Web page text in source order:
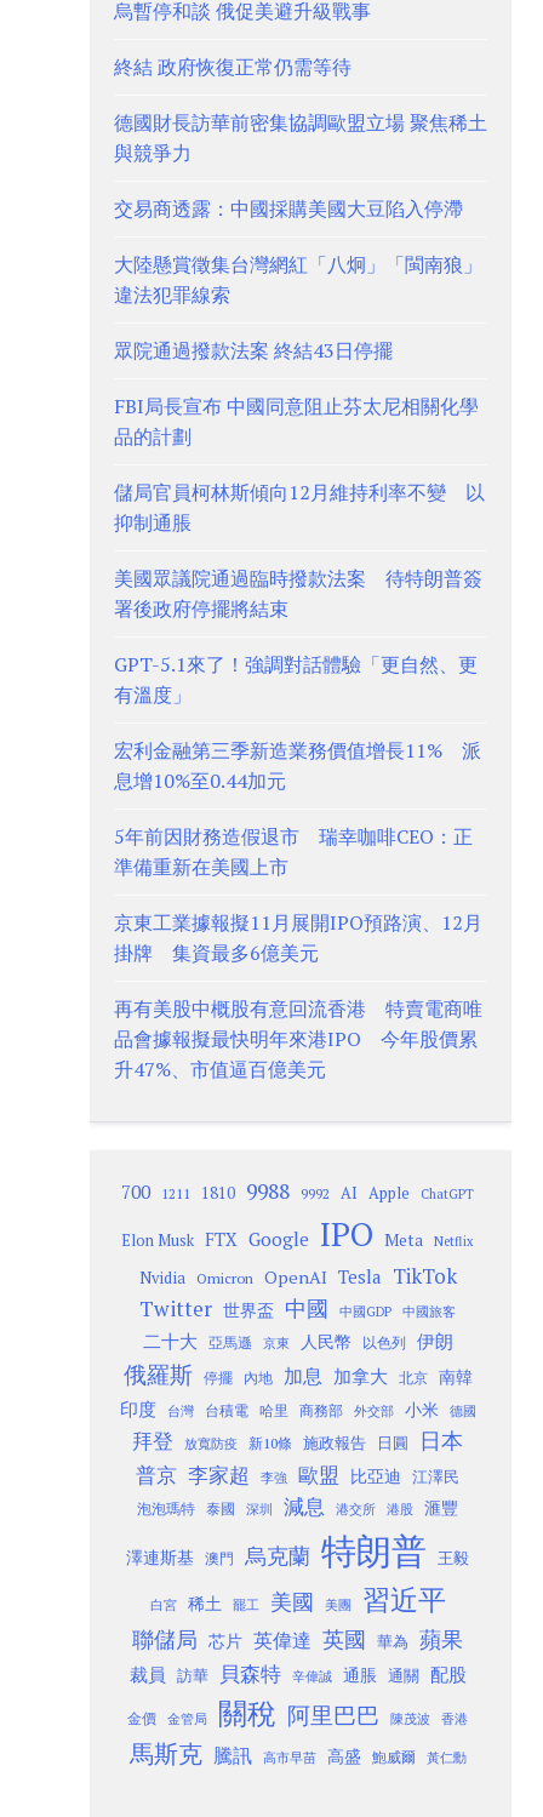
烏暫停和談 俄促美避升級戰事
終結 政府恢復正常仍需等待
德國財長訪華前密集協調歐盟立場 聚焦稀土
與競爭力
交易商透露：中國採購美國大豆陷入停滯
大陸懸賞徵集台灣網紅「八炯」「閩南狼」
違法犯罪線索
眾院通過撥款法案 終結43日停擺
FBI局長宣布 中國同意阻止芬太尼相關化學
品的計劃
儲局官員柯林斯傾向12月維持利率不變 以
抑制通脹
美國眾議院通過臨時撥款法案 待特朗普簽
署後政府停擺將結束
GPT-5.1來了！強調對話體驗「更自然、更
有溫度」
宏利金融第三季新造業務價值增長11% 派
息增10%至0.44加元
5年前因財務造假退市 瑞幸咖啡CEO：正
準備重新在美國上市
京東工業據報擬11月展開IPO預路演、12月
掛牌 集資最多6億美元
再有美股中概股有意回流香港 特賣電商唯
品會據報擬最快明年來港IPO 今年股價累
升47%、市值逼百億美元
700 1211 1810 9988 9992 AI Apple ChatGPT
Elon Musk FTX Google IPO Meta Netflix
Nvidia Omicron OpenAI Tesla TikTok
Twitter 世界盃 中國 中國GDP 中國旅客
二十大 亞馬遜 京東 人民幣 以色列 伊朗
俄羅斯 停擺 內地 加息 加拿大 北京
南韓
印度
台灣 台積電 哈里 商務部 外交部 小米 德國
拜登 放寬防疫 新10條 施政報告 日圓 日本
普京 李家超 李強 歐盟 比亞迪 江澤民
泡泡瑪特 泰國 深圳 減息 港交所 港股 滙豐
澤連斯基 澳門 烏克蘭 特朗普 王毅
白宮 稀土 罷工 美國 美團 習近平
聯儲局 芯片 英偉達 英國 華為 蘋果
裁員 訪華 貝森特 辛偉誠 通脹 通關 配股
金價 金管局 關稅 阿里巴巴 陳茂波 香港
馬斯克 騰訊 高市早苗 高盛 鮑威爾 黃仁勳